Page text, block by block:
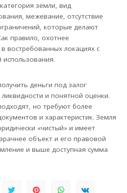
земли, вид
межевание, отсутствие
которые делают
правило, охотнее
востребованных локациях с
использования.
деньги под залог
и понятной оценки.
но требуют более
и характеристик. Земля
«чистый» и имеет
объект и его правовой
и выше доступная сумма